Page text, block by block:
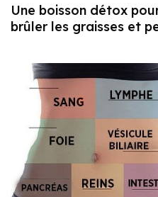
Une boisson détox
brûler les graisses et